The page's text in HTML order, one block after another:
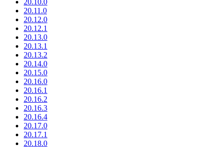
20.11.0
20.12.0
20.12.1
20.13.0
20.13.1
20.13.2
20.14.0
20.15.0
20.16.0
20.16.1
20.16.2
20.16.3
20.16.4
20.17.0
20.17.1
20.18.0